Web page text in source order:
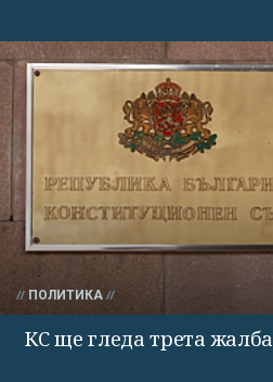
ПОЛИТИКА
КС ще гледа трета